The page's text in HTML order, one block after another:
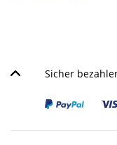
Sicher